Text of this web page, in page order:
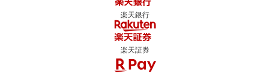
楽天銀行
楽天証券